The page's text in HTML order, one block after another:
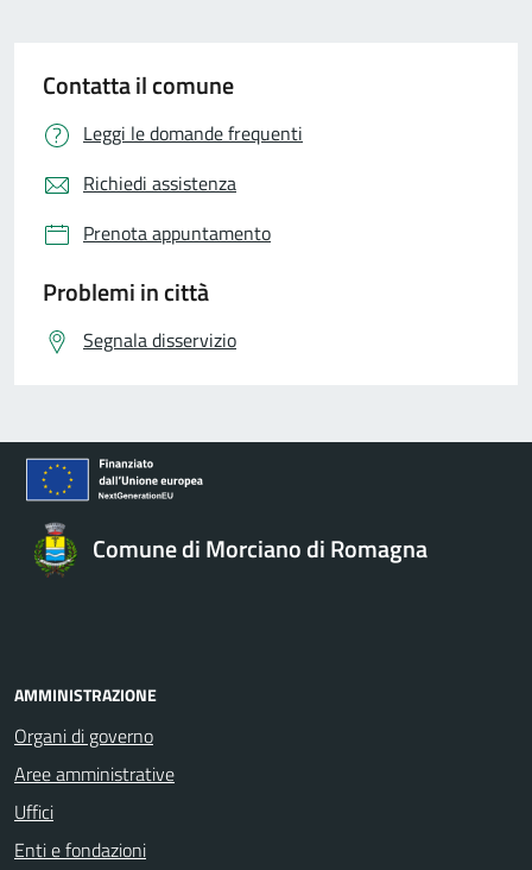
Contatta il comune
Leggi le domande frequenti
Richiedi assistenza
Prenota appuntamento
Problemi in città
Segnala disservizio
Comune di Morciano di Romagna
AMMINISTRAZIONE
Organi di governo
Aree amministrative
Uffici
Enti e fondazioni